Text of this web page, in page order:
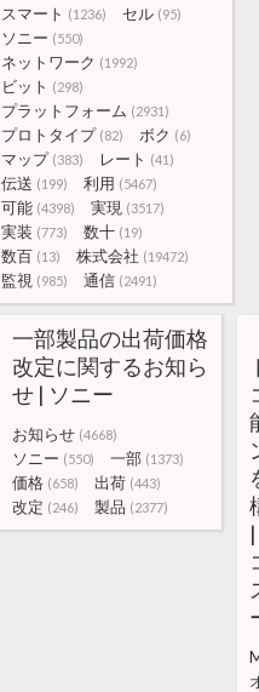
スマート (1236) セル (95)
ソニー (550)
ネットワーク (1992)
ビット (298)
プラットフォーム (2931)
プロトタイプ (82) ボク (6)
マップ (383) レート (41)
伝送 (199) 利用 (5467)
可能 (4398) 実現 (3517)
実装 (773) 数十 (19)
数百 (13) 株式会社 (19472)
監視 (985) 通信 (2491)
一部製品の出荷価格
改定に関するお知ら
せ | ソニー
お知らせ (4668)
ソニー (550) 一部 (1373)
価格 (658) 出荷 (443)
改定 (246) 製品 (2377)